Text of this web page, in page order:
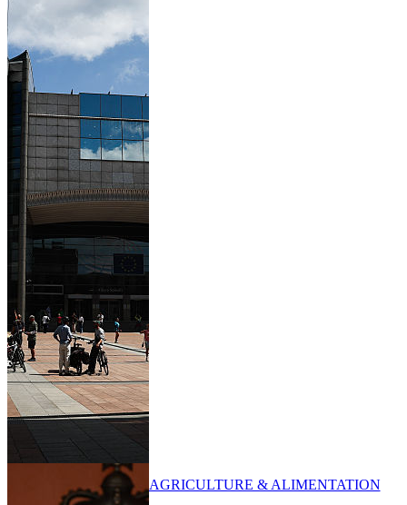
AGRICULTURE & ALIMENTATION